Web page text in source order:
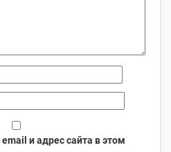
и адрес сайта в этом